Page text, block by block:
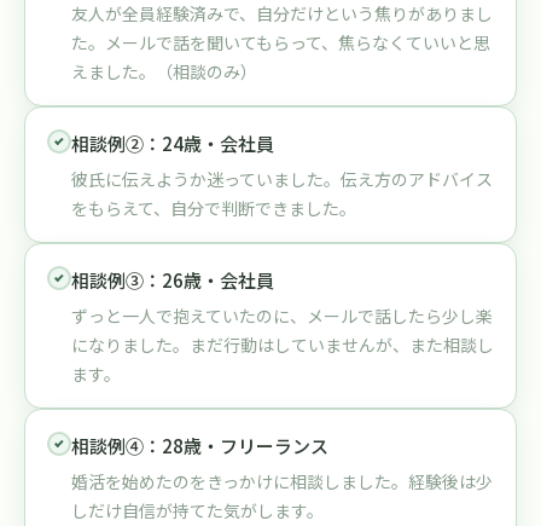
友人が全員経験済みで、自分だけという焦りがありまし
た。メールで話を聞いてもらって、焦らなくていいと思
えました。（相談のみ）
相談例②：24歳・会社員
彼氏に伝えようか迷っていました。伝え方のアドバイス
をもらえて、自分で判断できました。
相談例③：26歳・会社員
ずっと一人で抱えていたのに、メールで話したら少し楽
になりました。まだ行動はしていませんが、また相談し
ます。
相談例④：28歳・フリーランス
婚活を始めたのをきっかけに相談しました。経験後は少
しだけ自信が持てた気がします。